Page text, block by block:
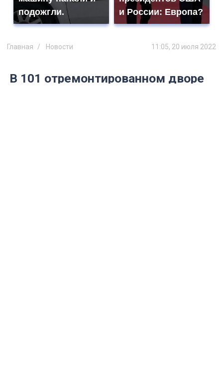
подожгли.
и России: Европа?
Главная Новости 11:05, 20 июля 2022
В 101 отремонтированном дворе